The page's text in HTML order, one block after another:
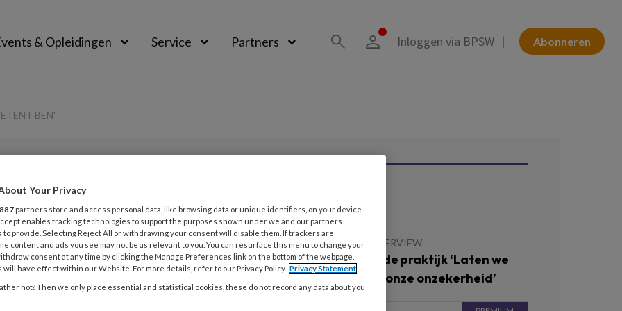
& Opleidingen Service Partners Abonneren
Inloggen via BPSW
BEN'
Opslaan Reacties 0 Delen
dat ik
Lees ook
23 MEI 2026 INTERVIEW
Tuchtrecht in de praktijk ‘Laten we
open zijn over onze onzekerheid’
Your Privacy
887 partners store and access personal data, like browsing data or unique identifiers, on your device.
enables tracking technologies to support the purposes shown under we and our partners
to provide. Selecting Reject All or withdrawing your consent will disable them. If trackers are
content and ads you see may not be as relevant to you. You can resurface this menu to change your
consent at any time by clicking the Manage Preferences link on the bottom of the webpage.
will have effect within our Website. For more details, refer to our Privacy Policy. Privacy Statement
not? Then we only place essential and statistical cookies, these do not record any data about you